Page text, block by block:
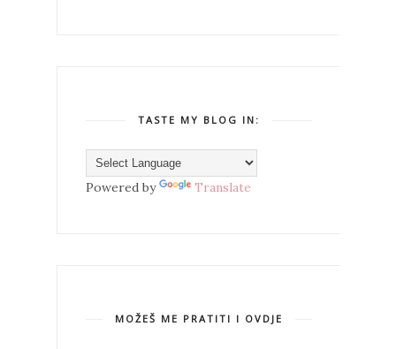
TASTE MY BLOG IN:
Powered by Translate
MOŽEŠ ME PRATITI I OVDJE